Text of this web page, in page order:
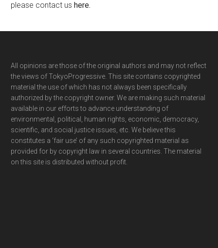
please contact ushere.
Footer
All opinions are those of the original authors and may not reflect
the views of TokyoProgressive. This site contains copyrighted
material the use of which has not always been specifically
authorized by the copyright owner. We are making such material
available in our efforts to advance understanding of
environmental, political, human rights, economic, democracy,
scientific, and social justice issues, etc. We believe this
constitutes a ‘fair use’ of any such copyrighted material as
provided for by copyright law in several countries. The material
on this site is distributed without profit.